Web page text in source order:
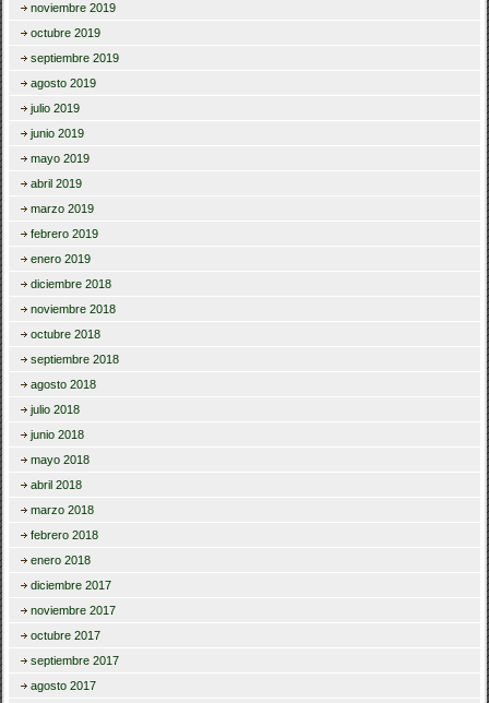
noviembre 2019
octubre 2019
septiembre 2019
agosto 2019
julio 2019
junio 2019
mayo 2019
abril 2019
marzo 2019
febrero 2019
enero 2019
diciembre 2018
noviembre 2018
octubre 2018
septiembre 2018
agosto 2018
julio 2018
junio 2018
mayo 2018
abril 2018
marzo 2018
febrero 2018
enero 2018
diciembre 2017
noviembre 2017
octubre 2017
septiembre 2017
agosto 2017